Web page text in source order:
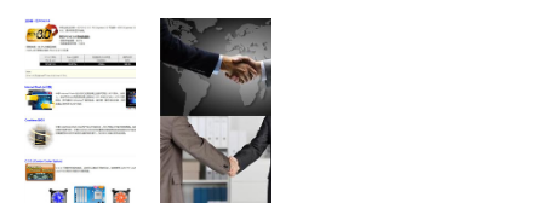
品、服务、
解决方案与
信息咨询服
务的深度融
合
改造专家